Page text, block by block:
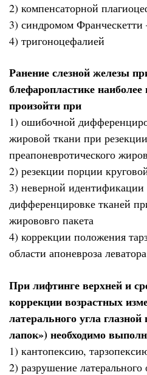
2) компенсаторной
3) синдромом
4) тригоноцефалией
Ранение слезной железы
блефаропластике
произойти при
1) ошибочной
жировой ткани при
преапоневротического
2) резекции порции
3) неверной идентификации
дифференцировке тканей
жирововго пакета
4) коррекции положения
области апоневроза
При лифтинге верхней и
коррекции возрастных
латерального угла
лапок») необходимо
1) кантопексию,
2) разрушение латерального